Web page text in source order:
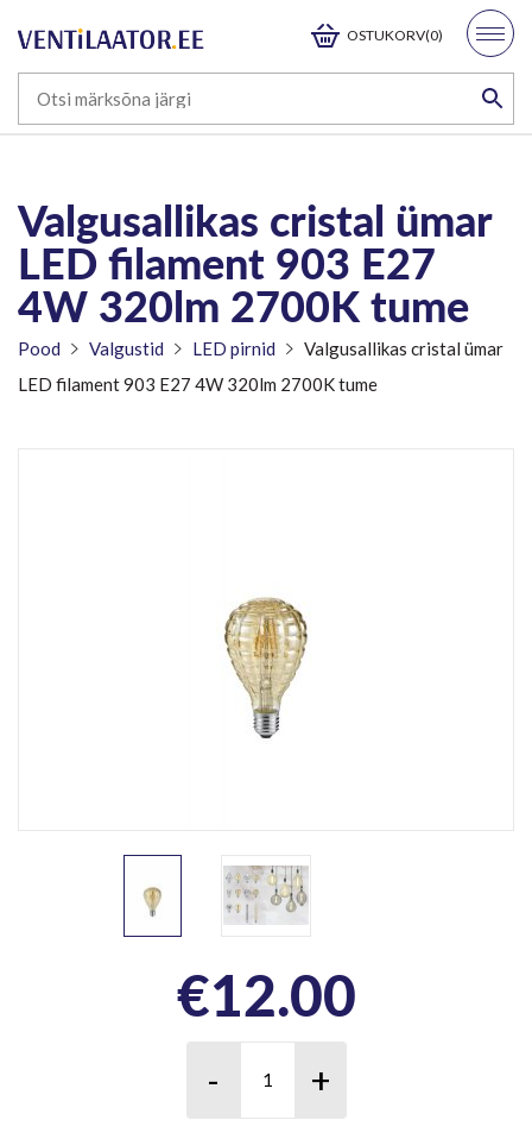
OSTUKORV(0)
Valgusallikas cristal ümar
LED filament 903 E27
4W 320lm 2700K tume
Pood Valgustid LED pirnid
Valgusallikas cristal ümar
LED filament 903 E27 4W 320lm 2700K tume
€12.00